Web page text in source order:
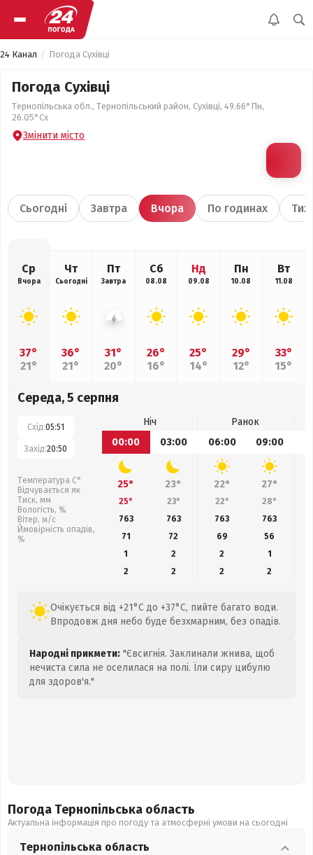
24 Канал Погода Сухівці
Погода Сухівці
Тернопільська обл., Тернопільський район, Сухівці, 49.66°Пн,
26.05°Сх
Змінити місто
Сьогодні Завтра Вчора По годинах
Ср
Вчора
37°
21°
Чт
Сьогодні
36°
21°
Пт
Завтра
31°
20°
Сб
08.08
26°
16°
Нд
09.08
25°
14°
Пн
10.08
29°
12°
Вт
11.08
33°
15°
Середа, 5 серпня
Схід:05:51
Захід:20:50
Температура С°
Відчувається як
Тиск, мм
Вологість, %
Вітер, м/с
Ймовірність опадів,
%
Ніч
Ранок
00:00
03:00 06:00 09:00
25° 23° 22° 27°
25° 23° 22° 28°
763
763 763 763
71
72 69
56
1
2 2
1
2
2 2 2
Очікується від +21°C до +37°C, пийте багато води.
Впродовж дня небо буде безхмарним, без опадів.
Народні прикмети: "Євсигнія. Заклинали жнива, щоб
нечиста сила не оселилася на полі. Їли сиру цибулю
для здоров'я."
Погода Тернопільська область
Актуальна інформація про погоду та атмосферні умови на сьогодні
Тернопільська область